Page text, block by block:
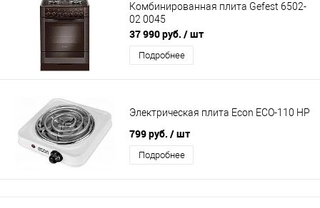
Комбинированная плита Gefest 6502-
02 0045
37 990 руб. / шт
Подробнее
Электрическая плита Econ ECO-110 HP
799 руб. / шт
Подробнее